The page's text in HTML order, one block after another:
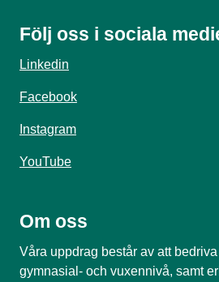
Följ oss i sociala
Linkedin
Facebook
Instagram
YouTube
Om oss
Våra uppdrag består av att
gymnasial- och vuxennivå, samt